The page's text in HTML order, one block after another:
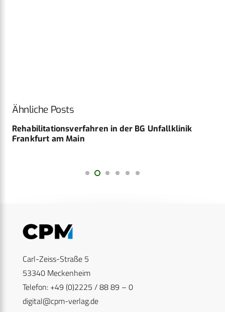
Ähnliche Posts
Rehabilitationsverfahren in der BG Unfallklinik
Frankfurt am Main
Carl-Zeiss-Straße 5
53340 Meckenheim
Telefon: +49 (0)2225 / 88 89 – 0
digital@cpm-verlag.de